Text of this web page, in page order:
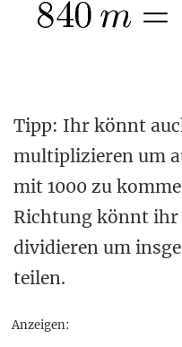
Tipp: Ihr könnt
multiplizieren um
mit 1000 zu
Richtung könnt ihr
dividieren um
teilen.
Anzeigen: